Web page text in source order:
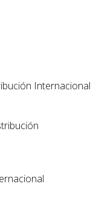
Internacional